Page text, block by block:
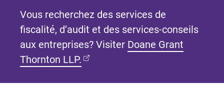
Vous recherchez des services de
fiscalité, d’audit et des services-conseils
aux entreprises? Visiter Doane Grant
Thornton LLP. (Ouvre dans un nouvel onglet)